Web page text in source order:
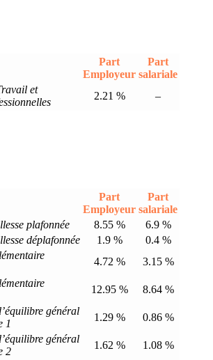
Part
Employeur
Part
salariale
et
2.21 % –
Part
Employeur
Part
salariale
plafonnée
8.55 %
6.9 %
déplafonnée
1.9 %
0.4 %
4.72 %
3.15 %
12.95 %
8.64 %
général
1
1.29 %
0.86 %
général
2
1.62 %
1.08 %